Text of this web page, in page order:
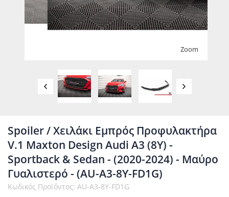
Zoom
Spoiler / Χειλάκι Εμπρός Προφυλακτήρα
V.1 Maxton Design Audi A3 (8Y) -
Sportback & Sedan - (2020-2024) - Μαύρο
Γυαλιστερό - (AU-A3-8Y-FD1G)
Κωδικός Προϊόντος: AU-A3-8Y-FD1G